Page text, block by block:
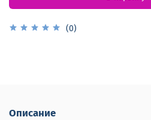
(0)
Описание